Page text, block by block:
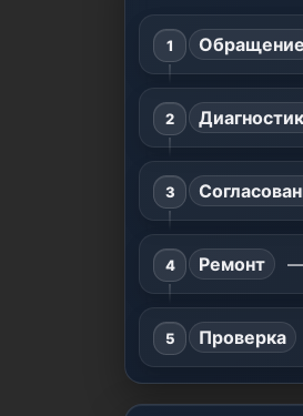
Обращение
Ремонт —
Проверка